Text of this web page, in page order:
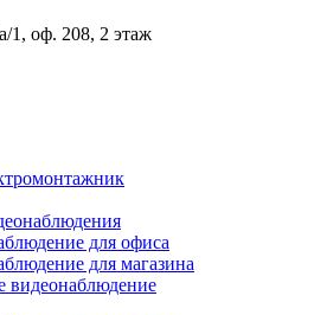
1, оф. 208, 2 этаж
для офиса
для магазина
видеонаблюдение